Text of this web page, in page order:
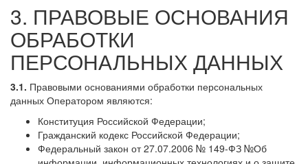
3. ПРАВОВЫЕ ОСНОВАНИЯ
ОБРАБОТКИ
ПЕРСОНАЛЬНЫХ ДАННЫХ
3.1. Правовыми основаниями обработки персональных
данных Оператором являются:
Конституция Российской Федерации;
Гражданский кодекс Российской Федерации;
Федеральный закон от 27.07.2006 № 149-ФЗ №Об